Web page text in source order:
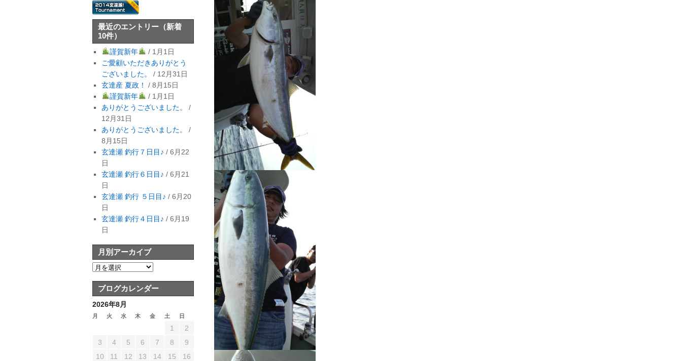
最近のエントリー （新着
10件）
謹賀新年
/ 1月1日
ご愛顧いただきありがとう
ございました。
/ 12月31日
玄達産 夏政！
/ 8月15日
謹賀新年
/ 1月1日
ありがとうございました。
/
12月31日
ありがとうございました。
/
8月15日
玄達瀬 釣行７日目♪ / 6月22
日
玄達瀬 釣行６日目♪ / 6月21
日
玄達瀬 釣行 ５日目♪ / 6月20
日
玄達瀬 釣行４日目♪ / 6月19
日
月別アーカイブ
ブログカレンダー
2026年8月
月 火 水 木 金 土 日
1
2
3
4 5 6 7 8
9
10
11 12 13 14 15
16